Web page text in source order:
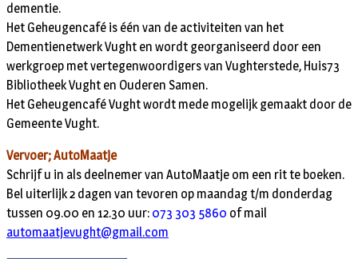
dementie.
Het Geheugencafé is één van de activiteiten van het
Dementienetwerk Vught en wordt georganiseerd door een
werkgroep met vertegenwoordigers van Vughterstede, Huis73
Bibliotheek Vught en Ouderen Samen.
Het Geheugencafé Vught wordt mede mogelijk gemaakt door de
Gemeente Vught.
Vervoer; AutoMaatje
Schrijf u in als deelnemer van AutoMaatje om een rit te boeken.
Bel uiterlijk 2 dagen van tevoren op maandag t/m donderdag
tussen 09.00 en 12.30 uur: 073 303 5860 of mail
automaatjevught@gmail.com